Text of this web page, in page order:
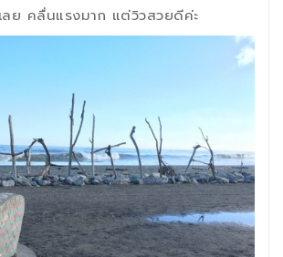
ลย คลื่นแรงมาก แต่วิวสวยดีค่ะ